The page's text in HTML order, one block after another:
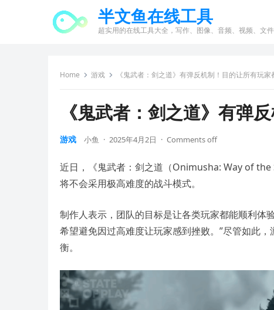
半文鱼在线工具
超实用的在线工具大全，写作、图像、音频、视频、文件
Home 游戏 《鬼武者：剑之道》有弹反机制！目的让所有玩家
《鬼武者：剑之道》有弹
游戏 小鱼 · 2025年4月2日 · Comments off
近日，《鬼武者：剑之道（Onimusha: Way of
将不会采用极高难度的战斗模式。
制作人表示，团队的目标是让各类玩家都能顺利体
希望避免因过高难度让玩家感到挫败。”尽管如此
衡。